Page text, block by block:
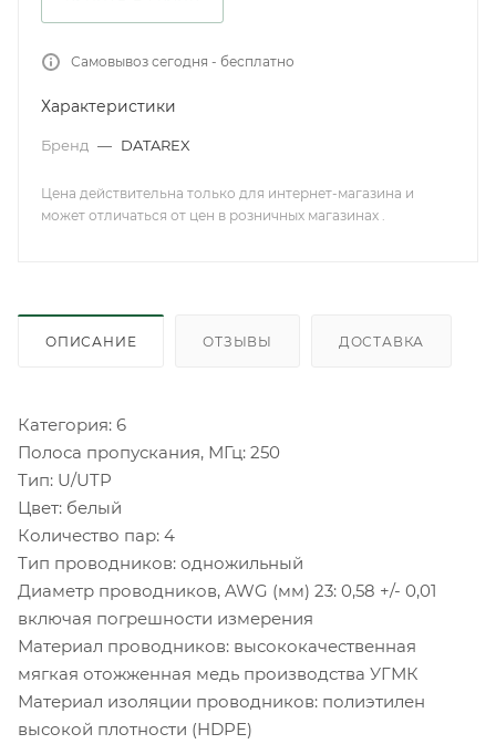
Самовывоз сегодня - бесплатно
Характеристики
Бренд — DATAREX
Цена действительна только для интернет-магазина и
может отличаться от цен в розничных магазинах .
ОПИСАНИЕ ОТЗЫВЫ ДОСТАВКА
Категория: 6
Полоса пропускания, МГц: 250
Тип: U/UTP
Цвет: белый
Количество пар: 4
Тип проводников: одножильный
Диаметр проводников, AWG (мм) 23: 0,58 +/- 0,01
включая погрешности измерения
Материал проводников: высококачественная
мягкая отожженная медь производства УГМК
Материал изоляции проводников: полиэтилен
высокой плотности (HDPE)